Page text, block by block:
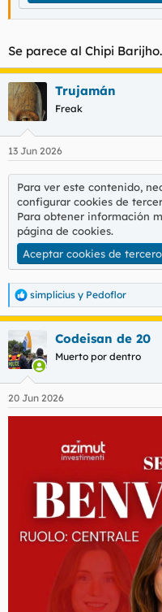
Se parece al Chipi Barijho.
Trujamán
Freak
13 Jun 2026
Para ver este contenido,
configurar cookies de
Para obtener información
página de cookies.
Aceptar cookies de
R
e
a
c
c
i
e
s
simplicius y Pedoflor
Codeisan de 20
Muerto por dentro
20 Jun 2026